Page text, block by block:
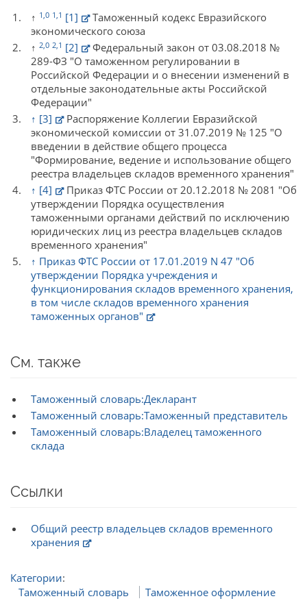
↑ 1,0 1,1 [1]
Таможенный кодекс Евразийского
экономического союза
↑ 2,0 2,1 [2]
Федеральный закон от 03.08.2018 №
289-ФЗ "О таможенном регулировании в
Российской Федерации и о внесении изменений в
отдельные законодательные акты Российской
Федерации"
↑ [3]
Распоряжение Коллегии Евразийской
экономической комиссии от 31.07.2019 № 125 "О
введении в действие общего процесса
"Формирование, ведение и использование общего
реестра владельцев складов временного хранения"
↑ [4]
Приказ ФТС России от 20.12.2018 № 2081 "Об
утверждении Порядка осуществления
таможенными органами действий по исключению
юридических лиц из реестра владельцев складов
временного хранения"
↑ Приказ ФТС России от 17.01.2019 N 47 "Об
утверждении Порядка учреждения и
функционирования складов временного хранения,
в том числе складов временного хранения
таможенных органов"
См. также
Таможенный словарь:Декларант
Таможенный словарь:Таможенный представитель
Таможенный словарь:Владелец таможенного
склада
Ссылки
Общий реестр владельцев складов временного
хранения
Категории:
Таможенный словарь
Таможенное оформление